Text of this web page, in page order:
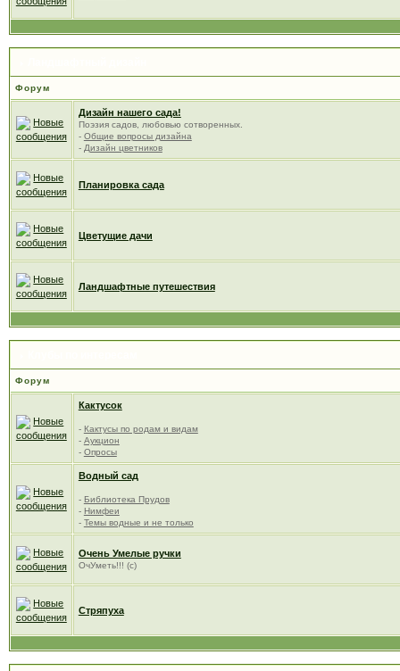
Форум
Дизайн нашего сада!
Поэзия садов, любовью сотворенных.
- Общие вопросы дизайна
- Дизайн цветников
Планировка сада
Цветущие дачи
Ландшафтные путешествия
Форум
Кактусок
- Кактусы по родам и видам
- Аукцион
- Опросы
Водный сад
- Библиотека Прудов
- Нимфеи
- Темы водные и не только
Очень Умелые ручки
ОчУметь!!! (с)
Стряпуха